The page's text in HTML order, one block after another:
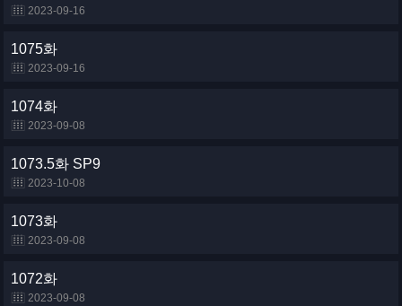
2023-09-16
1075화
2023-09-16
1074화
2023-09-08
1073.5화 SP9
2023-10-08
1073화
2023-09-08
1072화
2023-09-08